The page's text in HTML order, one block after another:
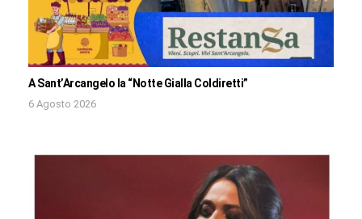
A Sant’Arcangelo la “Notte Gialla Coldiretti”
6 Agosto 2026